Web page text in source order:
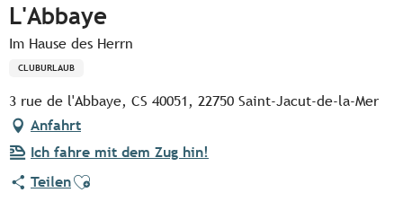
L'Abbaye
Im Hause des Herrn
CLUBURLAUB
3 rue de l'Abbaye, CS 40051, 22750 Saint-Jacut-de-la-Mer
Anfahrt
Ich fahre mit dem Zug hin!
TeilenAjouter aux favoris